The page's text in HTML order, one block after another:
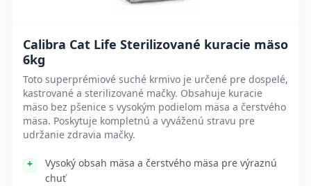
Calibra Cat Life Sterilizované kuracie mäso
6kg
Toto superprémiové suché krmivo je určené pre dospelé,
kastrované a sterilizované mačky. Obsahuje kuracie
mäso bez pšenice s vysokým podielom mäsa a čerstvého
mäsa. Poskytuje kompletnú a vyváženú stravu pre
udržanie zdravia mačky.
Vysoký obsah mäsa a čerstvého mäsa pre výraznú
chuť